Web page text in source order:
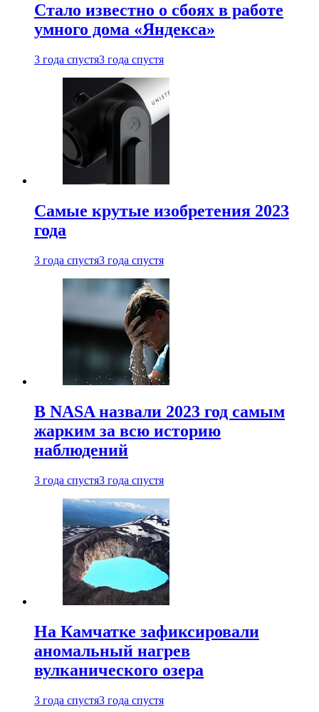
Стало известно о сбоях в работе
умного дома «Яндекса»
3 года спустя3 года спустя
Самые крутые изобретения 2023
года
3 года спустя3 года спустя
В NASA назвали 2023 год самым
жарким за всю историю
наблюдений
3 года спустя3 года спустя
На Камчатке зафиксировали
аномальный нагрев
вулканического озера
3 года спустя3 года спустя